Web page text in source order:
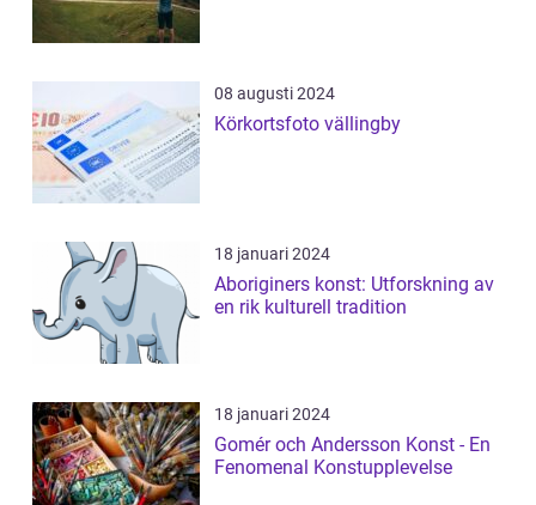
08 augusti 2024
Körkortsfoto vällingby
18 januari 2024
Aboriginers konst: Utforskning av
en rik kulturell tradition
18 januari 2024
Gomér och Andersson Konst - En
Fenomenal Konstupplevelse